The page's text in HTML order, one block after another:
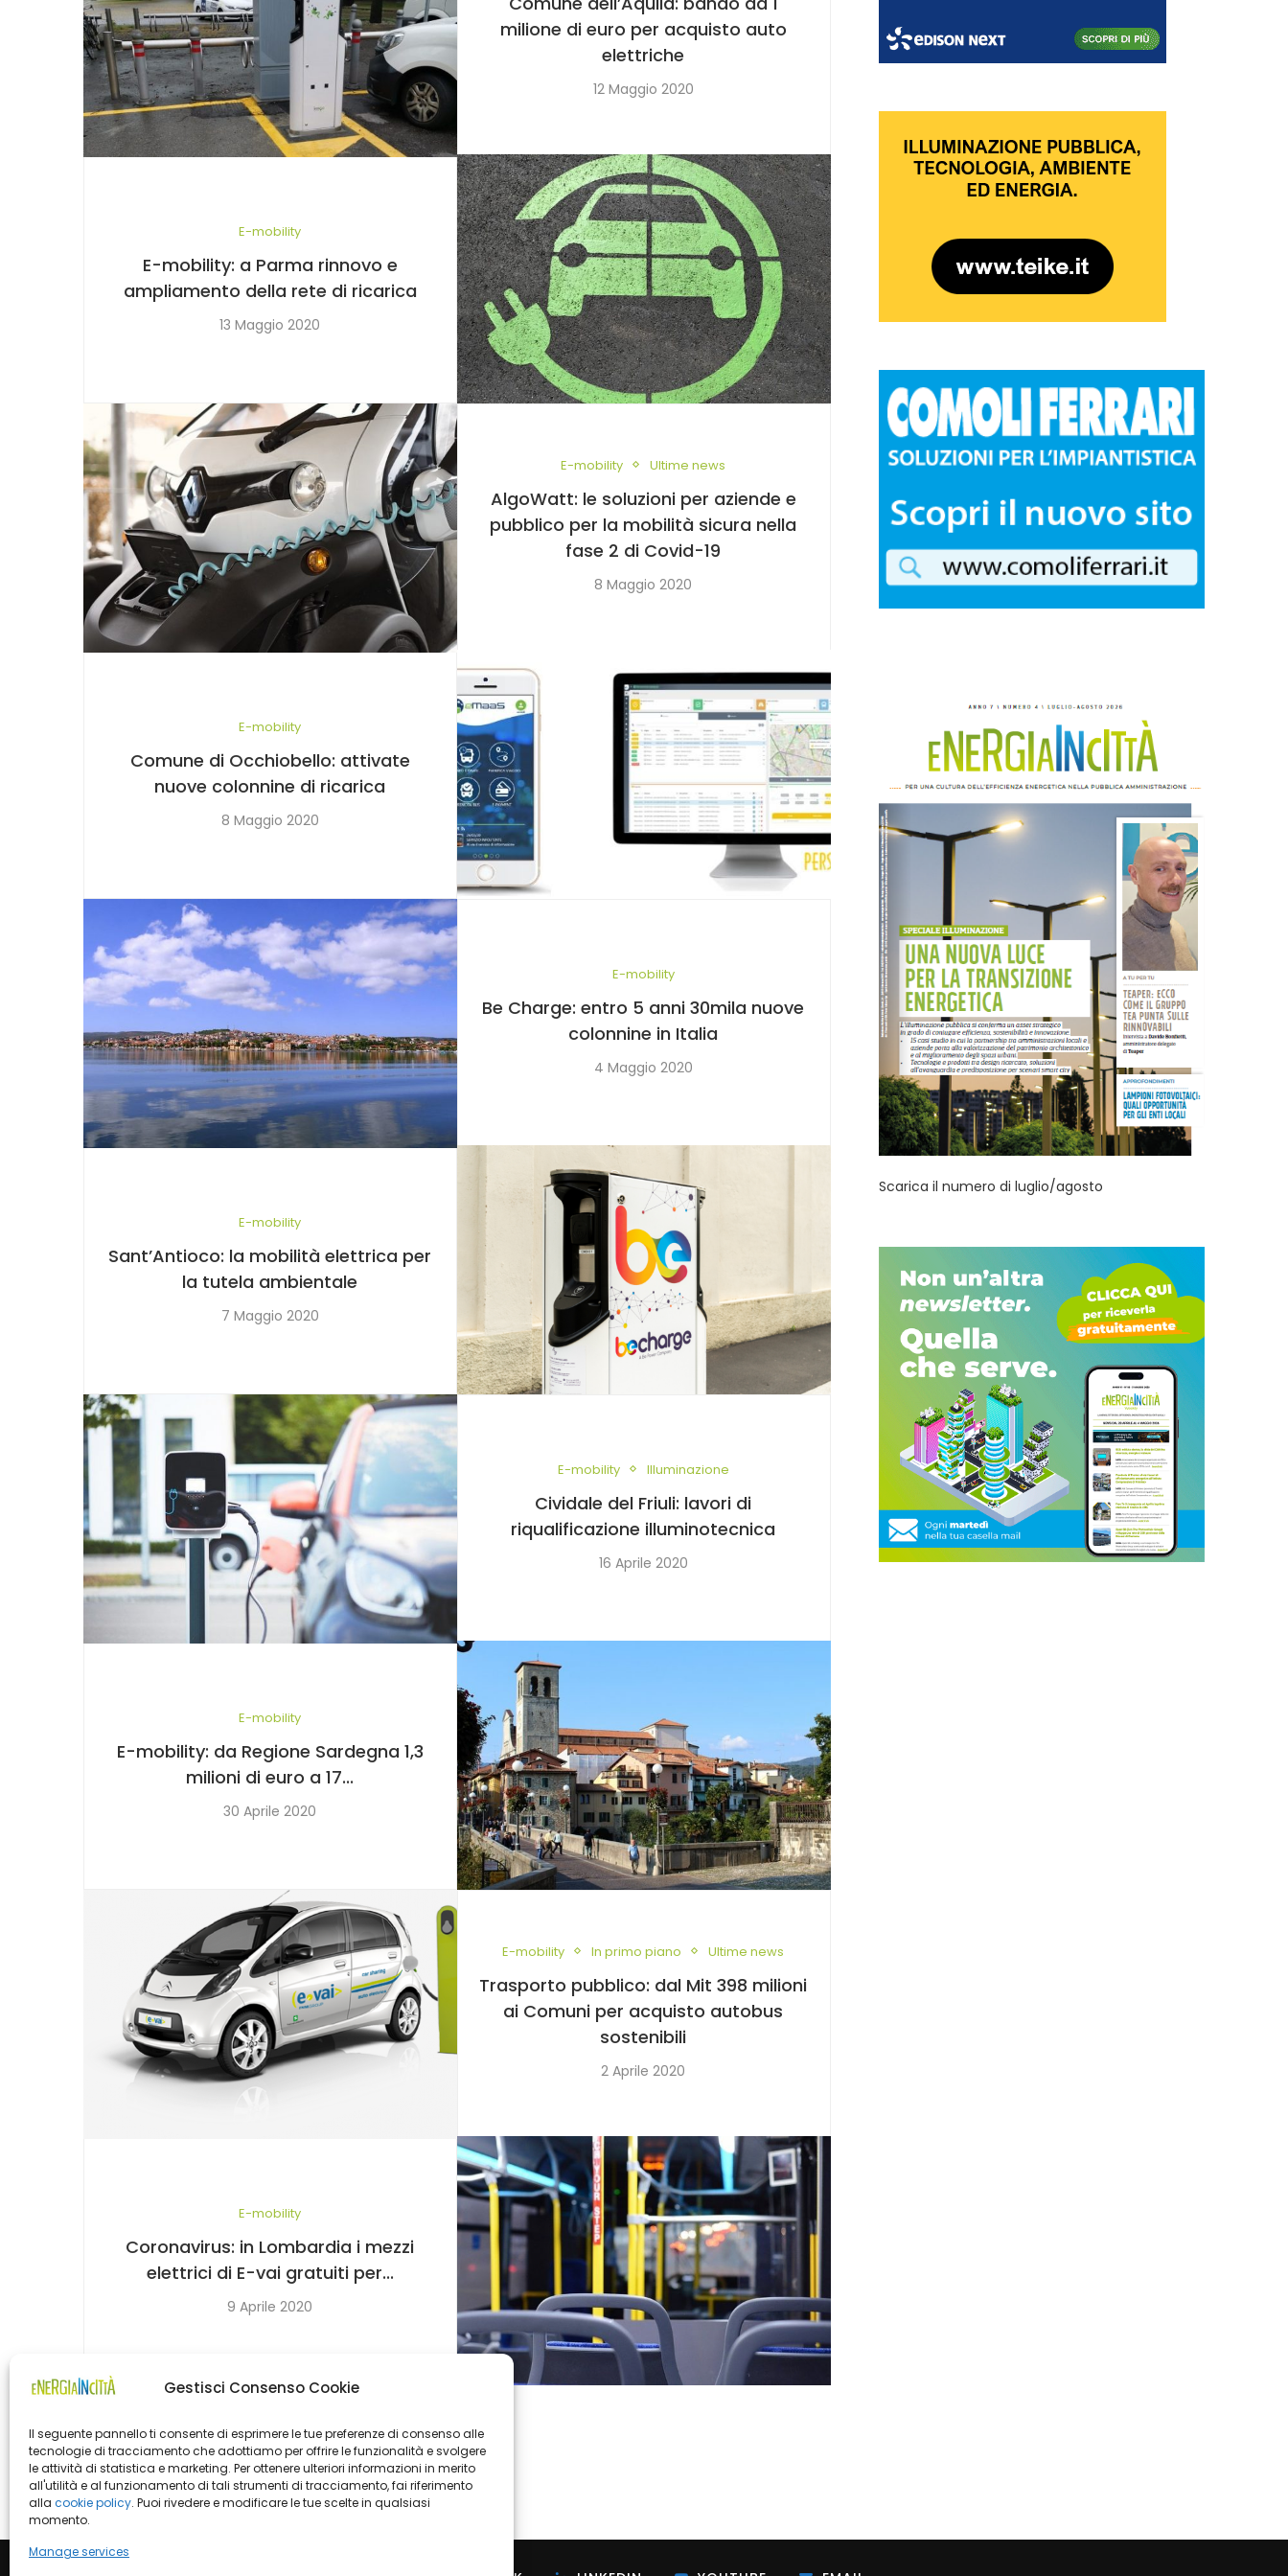
Gestisci Consenso Cookie
Il seguente pannello ti consente di esprimere le tue preferenze di consenso alle
tecnologie di tracciamento che adottiamo per offrire le funzionalità e svolgere
le attività di statistica e marketing. Per ottenere ulteriori informazioni in merito
all'utilità e al funzionamento di tali strumenti di tracciamento, fai riferimento
alla cookie policy. Puoi rivedere e modificare le tue scelte in qualsiasi
momento.
Manage services
E-mobility
E-mobility: a Parma rinnovo e
ampliamento della rete di ricarica
13 Maggio 2020
milione di euro per acquisto auto
elettriche
12 Maggio 2020
E-mobility
Comune di Occhiobello: attivate
nuove colonnine di ricarica
8 Maggio 2020
E-mobility Ultime news
AlgoWatt: le soluzioni per aziende e
pubblico per la mobilità sicura nella
fase 2 di Covid-19
8 Maggio 2020
E-mobility
Sant’Antioco: la mobilità elettrica per
la tutela ambientale
7 Maggio 2020
E-mobility
Be Charge: entro 5 anni 30mila nuove
colonnine in Italia
4 Maggio 2020
E-mobility
E-mobility: da Regione Sardegna 1,3
milioni di euro a 17...
30 Aprile 2020
E-mobility Illuminazione
Cividale del Friuli: lavori di
riqualificazione illuminotecnica
16 Aprile 2020
E-mobility
Coronavirus: in Lombardia i mezzi
elettrici di E-vai gratuiti per...
9 Aprile 2020
E-mobility In primo piano Ultime news
Trasporto pubblico: dal Mit 398 milioni
ai Comuni per acquisto autobus
sostenibili
2 Aprile 2020
1 … 45 46 47 48 49 50
Scarica il numero di luglio/agosto